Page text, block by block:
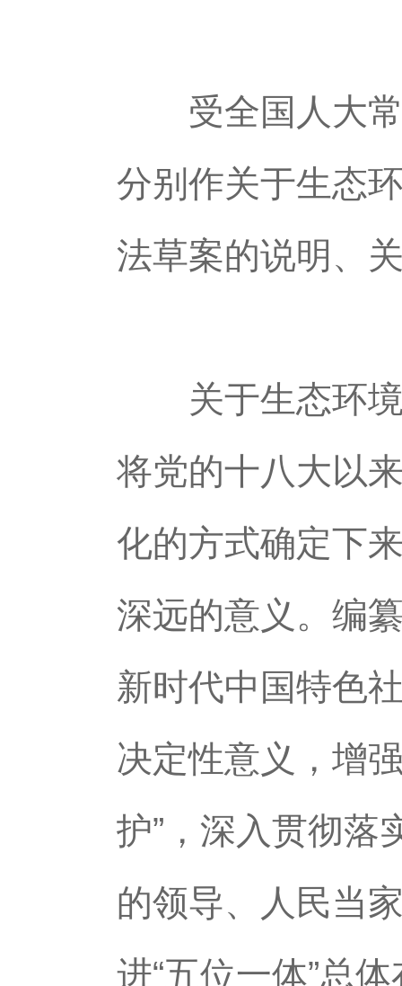
受全国人大常
分别作关于生态
法草案的说明、
关于生态环境
将党的十八大以
化的方式确定下
深远的意义。编
新时代中国特色
决定性意义，增
护”，深入贯彻落
的领导、人民当
进“五位一体”总